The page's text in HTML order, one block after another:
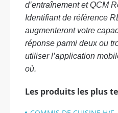
d’entraînement et QCM
Identifiant de référence
augmenteront votre
réponse parmi deux ou
utiliser l’application
où.
Les produits les plus